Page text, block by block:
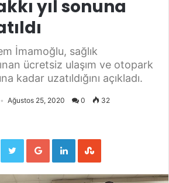
yıl sonuna
İmamoğlu, sağlık
ücretsiz ulaşım ve otopark
kadar uzatıldığını açıkladı.
Ağustos 25, 2020 0 32
TwitterGoogle+LinkedInStumbleUpon